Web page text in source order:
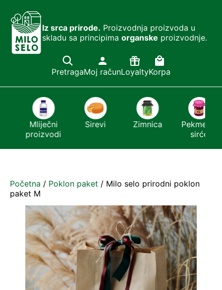
Iz srca prirode. Proizvodnja proizvoda u
skladu sa principima organske proizvodnje.
PretragaMoj računLoyaltyKorpa
Mliječni
proizvodi
Sirevi Zimnica
Pekmezi i
sirće
Početna / Poklon paket / Milo selo prirodni poklon
paket M